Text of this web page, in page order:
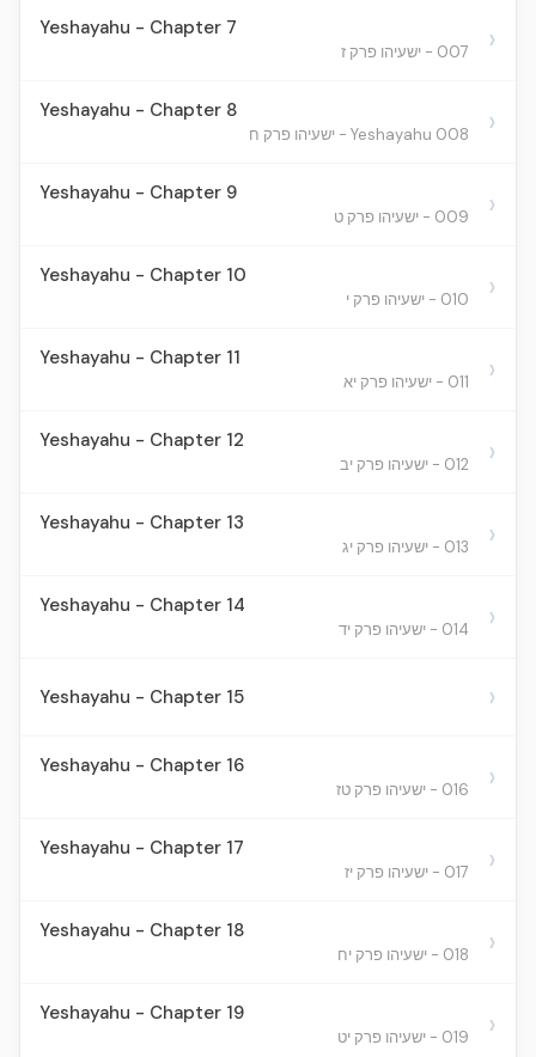
Yeshayahu - Chapter 7
007 - ישעיהו פרק ז ›
Yeshayahu - Chapter 8
008 Yeshayahu - ישעיהו פרק ח ›
Yeshayahu - Chapter 9
009 - ישעיהו פרק ט ›
Yeshayahu - Chapter 10
010 - ישעיהו פרק י ›
Yeshayahu - Chapter 11
011 - ישעיהו פרק יא ›
Yeshayahu - Chapter 12
012 - ישעיהו פרק יב ›
Yeshayahu - Chapter 13
013 - ישעיהו פרק יג ›
Yeshayahu - Chapter 14
014 - ישעיהו פרק יד ›
Yeshayahu - Chapter 15 ›
Yeshayahu - Chapter 16
016 - ישעיהו פרק טז ›
Yeshayahu - Chapter 17
017 - ישעיהו פרק יז ›
Yeshayahu - Chapter 18
018 - ישעיהו פרק יח ›
Yeshayahu - Chapter 19
019 - ישעיהו פרק יט ›